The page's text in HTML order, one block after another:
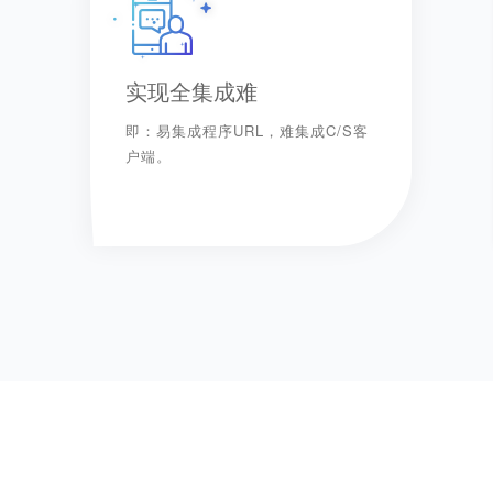
实现全集成难
即：易集成程序URL，难集成C/S客
户端。